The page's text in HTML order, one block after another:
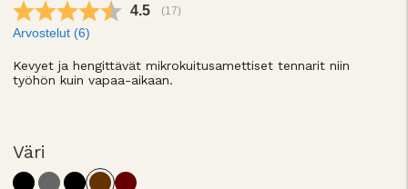
Keskimääräinen luokitus:
4.5 (äänet:
17)
Arvostelut (6)
Kevyet ja hengittävät mikrokuitusamettiset tennarit niin
työhön kuin vapaa-aikaan.
Väri